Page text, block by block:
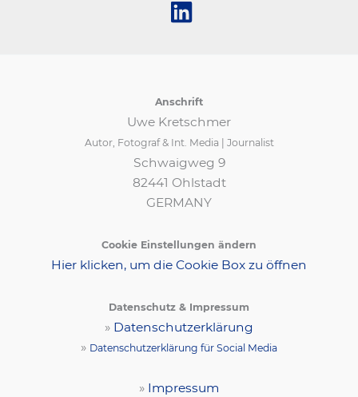
Anschrift
Uwe Kretschmer
Autor, Fotograf & Int. Media | Journalist
Schwaigweg 9
82441 Ohlstadt
GERMANY
Cookie Einstellungen ändern
Hier klicken, um die Cookie Box zu öffnen
Datenschutz & Impressum
» Datenschutzerklärung
» Datenschutzerklärung für Social Media
» Impressum